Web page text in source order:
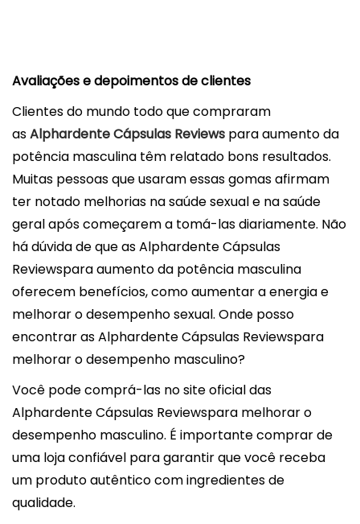
Avaliações e depoimentos de clientes
Clientes do mundo todo que compraram
asAlphardente Cápsulas Reviews para aumento da
potência masculina têm relatado bons resultados.
Muitas pessoas que usaram essas gomas afirmam
ter notado melhorias na saúde sexual e na saúde
geral após começarem a tomá-las diariamente. Não
há dúvida de que as Alphardente Cápsulas
Reviewspara aumento da potência masculina
oferecem benefícios, como aumentar a energia e
melhorar o desempenho sexual. Onde posso
encontrar as Alphardente Cápsulas Reviewspara
melhorar o desempenho masculino?
Você pode comprá-las no site oficial das
Alphardente Cápsulas Reviewspara melhorar o
desempenho masculino. É importante comprar de
uma loja confiável para garantir que você receba
um produto autêntico com ingredientes de
qualidade.